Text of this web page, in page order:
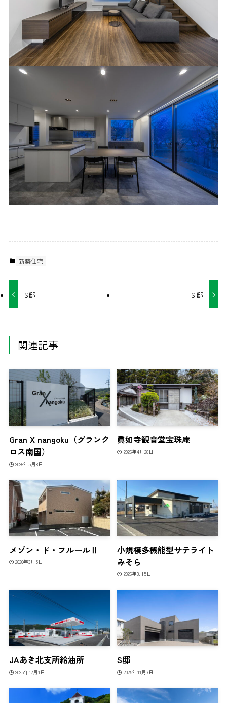
新築住宅
S邸 Ｓ邸
関連記事
Gran X nangoku（グランク
ロス南国）
2026年5月8日
眞如寺観音堂宝珠庵
2026年4月28日
メゾン・ド・フルールⅡ
2026年3月5日
小規模多機能型サテライト
みそら
2026年3月5日
JAあき北支所給油所
2025年12月1日
S邸
2025年11月7日